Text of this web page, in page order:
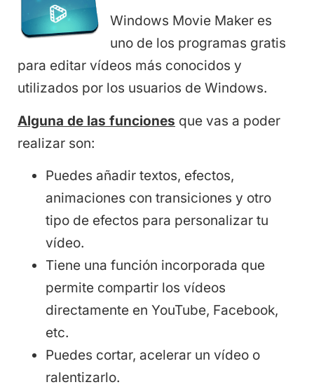
Windows Movie Maker es
uno de los programas gratis
para editar vídeos más conocidos y
utilizados por los usuarios de Windows.
Alguna de las funciones que vas a poder
realizar son:
Puedes añadir textos, efectos,
animaciones con transiciones y otro
tipo de efectos para personalizar tu
vídeo.
Tiene una función incorporada que
permite compartir los vídeos
directamente en YouTube, Facebook,
etc.
Puedes cortar, acelerar un vídeo o
ralentizarlo.